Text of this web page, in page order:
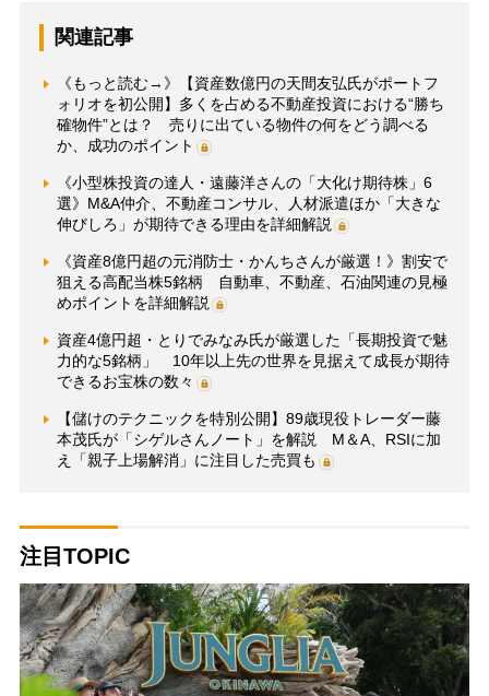
関連記事
《もっと読む→》【資産数億円の天間友弘氏がポートフ
ォリオを初公開】多くを占める不動産投資における“勝ち
確物件”とは？ 売りに出ている物件の何をどう調べる
か、成功のポイント
《小型株投資の達人・遠藤洋さんの「大化け期待株」6
選》M&A仲介、不動産コンサル、人材派遣ほか「大きな
伸びしろ」が期待できる理由を詳細解説
《資産8億円超の元消防士・かんちさんが厳選！》割安で
狙える高配当株5銘柄 自動車、不動産、石油関連の見極
めポイントを詳細解説
資産4億円超・とりでみなみ氏が厳選した「長期投資で魅
力的な5銘柄」 10年以上先の世界を見据えて成長が期待
できるお宝株の数々
【儲けのテクニックを特別公開】89歳現役トレーダー藤
本茂氏が「シゲルさんノート」を解説 M＆A、RSIに加
え「親子上場解消」に注目した売買も
注目TOPIC